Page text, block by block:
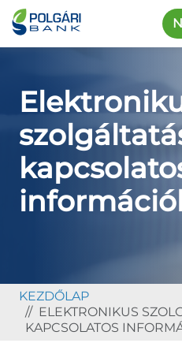
KEZDŐLAP
ELEKTRONIKUS
KAPCSOLATOS